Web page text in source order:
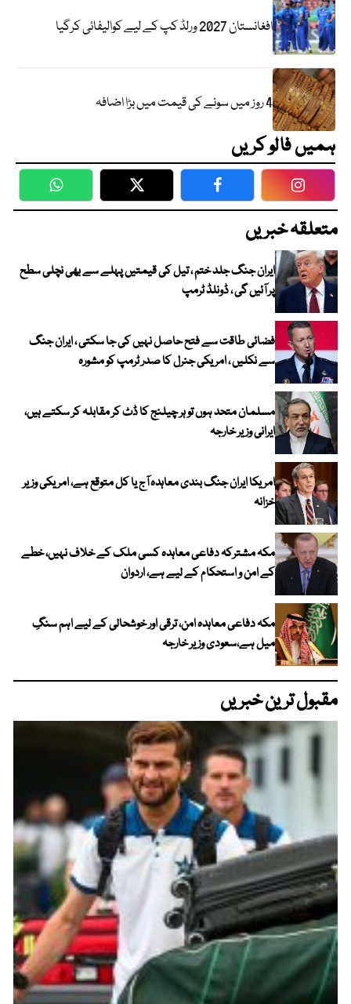
افغانستان 2027 ورلڈ کپ کے لیے کوالیفائی کرگیا
4 روز میں سونے کی قیمت میں بڑا اضافہ
ہمیں فالو کریں
WhatsApp Twitter Facebook
متعلقہ خبریں
ایران جنگ جلد ختم ، تیل کی قیمتیں پہلے سے بھی نچلی سطح
پر آئیں گی ، ڈونلڈ ٹرمپ
فضائی طاقت سے فتح حاصل نہیں کی جا سکتی ، ایران جنگ
سے نکلیں ، امریکی جنرل کا صدر ٹرمپ کو مشورہ
مسلمان متحد ہوں تو ہر چیلنج کا ڈٹ کر مقابلہ کر سکتے ہیں،
ایرانی وزیر خارجہ
امریکا ایران جنگ بندی معاہدہ آج یا کل متوقع ہے، امریکی وزیر
خزانہ
مکہ مشترکہ دفاعی معاہدہ کسی ملک کے خلاف نہیں، خطے
کے امن و استحکام کے لیے ہے، اردوان
مکہ دفاعی معاہدہ امن، ترقی اور خوشحالی کے لیے اہم سنگِ
میل ہے،سعودی وزیر خارجہ
مقبول ترین خبریں